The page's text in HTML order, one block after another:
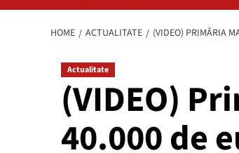
HOME ACTUALITATE (VIDEO) PRIMĂRIA
Actualitate
(VIDEO)
40.000 de